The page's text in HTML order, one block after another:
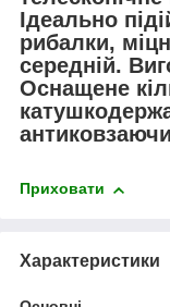
Ідеально
рибалки,
середній.
Оснащене
Приховати
Характеристики